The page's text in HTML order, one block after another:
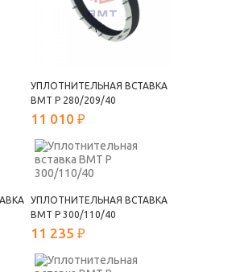
УПЛОТНИТЕЛЬНАЯ ВСТАВКА
ВМТ Р 280/209/40
11 010 ₽
УПЛОТНИТЕЛЬНАЯ ВСТАВКА
ВМТ Р 300/110/40
11 235 ₽